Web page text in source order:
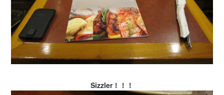
Sizzler！！！